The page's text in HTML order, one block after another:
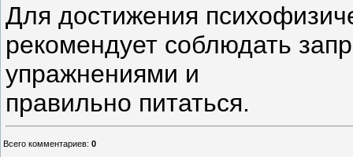
Для достижения
рекомендует соблюдать
упражнениями и
правильно питаться.
Всего комментариев: 0